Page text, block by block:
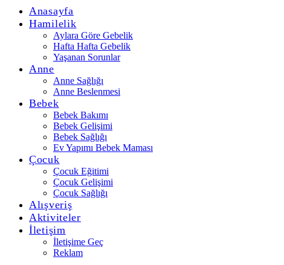
Anasayfa
Hamilelik
Aylara Göre Gebelik
Hafta Hafta Gebelik
Yaşanan Sorunlar
Anne
Anne Sağlığı
Anne Beslenmesi
Bebek
Bebek Bakımı
Bebek Gelişimi
Bebek Sağlığı
Ev Yapımı Bebek Maması
Çocuk
Çocuk Eğitimi
Çocuk Gelişimi
Çocuk Sağlığı
Alışveriş
Aktiviteler
İletişim
İletişime Geç
Reklam